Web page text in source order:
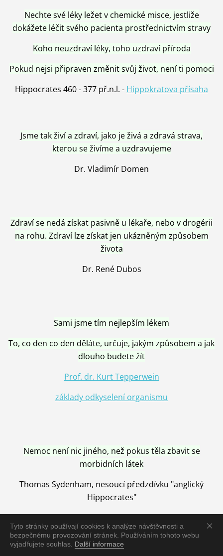
Tyto stránky používají cookies k analýze návštěvnosti a
bezpečnému provozování stránek. Používáním tohoto webu
vyjadřujete souhlas. Další informace
Nechte své léky ležet v chemické misce, jestliže
dokážete léčit svého pacienta prostřednictvím stravy
Koho neuzdraví léky, toho uzdraví příroda
Pokud nejsi připraven změnit svůj život, není ti pomoci
Hippocrates 460 - 377 př.n.l. - Hippokratova přísaha
Jsme tak živí a zdraví, jako je živá a zdravá strava,
kterou se živíme a uzdravujeme
Dr. Vladimír Domen
Zdraví se nedá získat pasivně u lékaře, nebo v drogérii
na rohu. Zdraví lze získat jen ukázněným způsobem
života
Dr. René Dubos
Sami jsme tím nejlepším lékem
To, co den co den děláte, určuje, jakým způsobem a jak
dlouho budete žít
Prof. dr. Kurt Tepperwein
základy odkyselení organismu
Nemoc není nic jiného, než pokus těla zbavit se
morbidních látek
Thomas Sydenham, nesoucí předzdívku "anglický
Hippocrates"
Nemoc je vyléčena jen pomocí Přírody, neutralizací a